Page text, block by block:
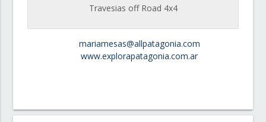
Travesias off Road 4x4
mariamesas@allpatagonia.com
www.explorapatagonia.com.ar